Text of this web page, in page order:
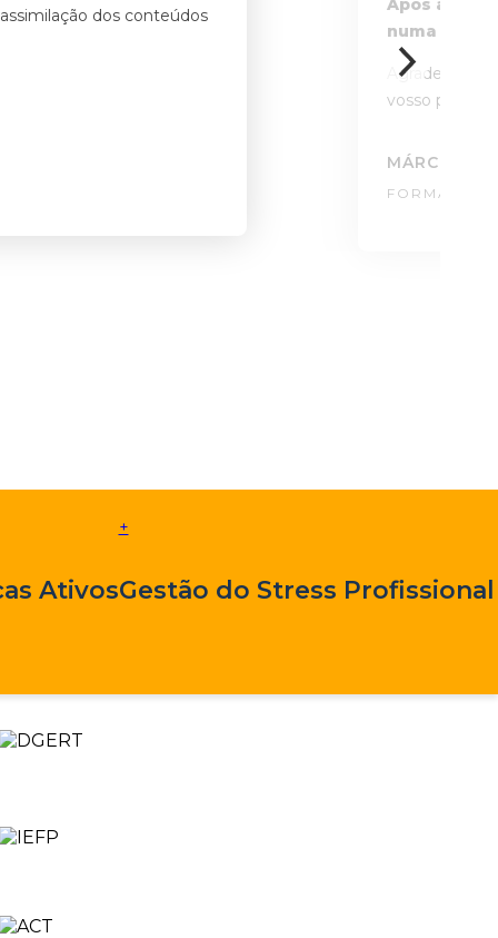
dos conteúdos
Após a
numa ação
Agradeço à
vosso
MÁRCIA
Ativos
+
Gestão do Stress Profissional